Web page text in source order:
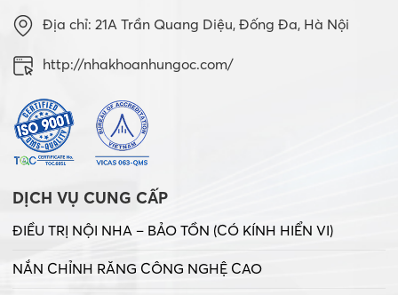
Địa chỉ: 21A Trần Quang Diệu, Đống Đa, Hà Nội
http://nhakhoanhungoc.com/
DỊCH VỤ CUNG CẤP
ĐIỀU TRỊ NỘI NHA – BẢO TỒN (CÓ KÍNH HIỂN VI)
NẮN CHỈNH RĂNG CÔNG NGHỆ CAO